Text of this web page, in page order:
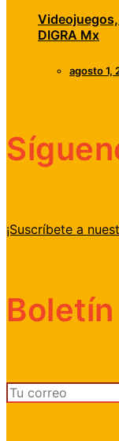
DIGRA Mx
agosto 1,
¡Suscríbete a
Boletín